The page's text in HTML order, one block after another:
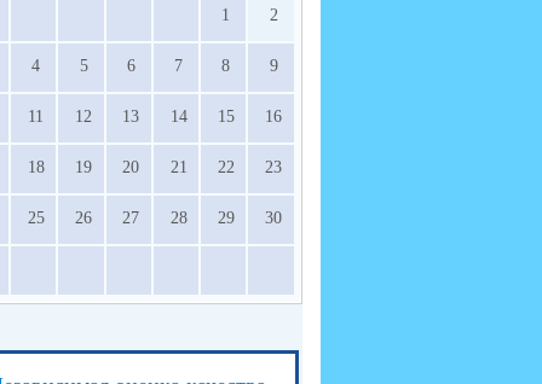
1 2
4 5 6 7 8 9
11 12 13 14 15 16
18 19 20 21 22 23
25 26 27 28 29 30